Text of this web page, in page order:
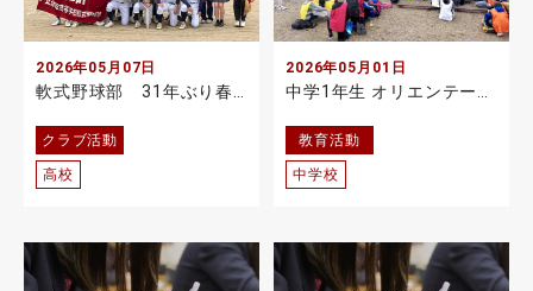
2026年05月07日
クラブ活動
高校
2026年05月01日
教育活動
中学校